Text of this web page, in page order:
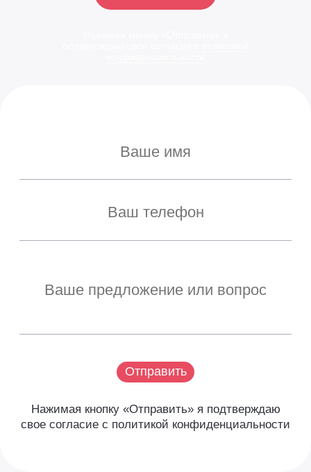
Отправить
Нажимая кнопку «Отправить» я подтверждаю
свое согласие с политикой конфиденциальности